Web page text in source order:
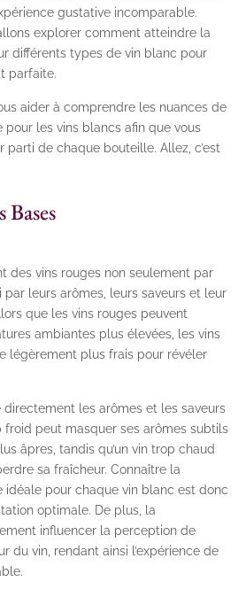
gustative incomparable.
explorer comment atteindre la
différents types de vin blanc pour
parfaite.
aider à comprendre les nuances de
les vins blancs afin que vous
parti de chaque bouteille. Allez, c’est
des vins rouges non seulement par
par leurs arômes, leurs saveurs et leur
que les vins rouges peuvent
ambiantes plus élevées, les vins
légèrement plus frais pour révéler
les arômes et les saveurs
froid peut masquer ses arômes subtils
âpres, tandis qu’un vin trop chaud
sa fraîcheur. Connaître la
idéale pour chaque vin blanc est donc
optimale. De plus, la
influencer la perception de
du vin, rendant ainsi l’expérience de